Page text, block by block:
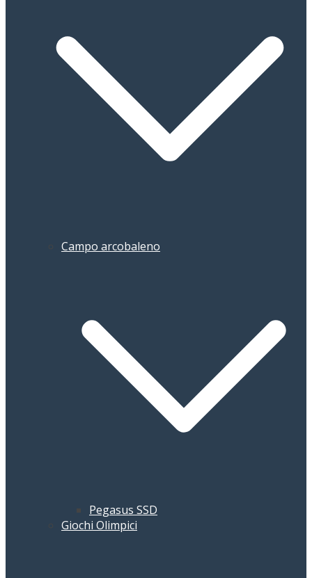
Campo arcobaleno
Pegasus SSD
Giochi Olimpici